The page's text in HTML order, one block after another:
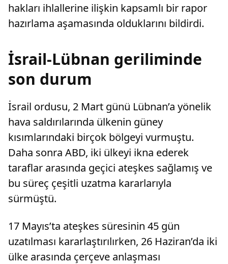
hakları ihlallerine ilişkin kapsamlı bir rapor
hazırlama aşamasında olduklarını bildirdi.
İsrail-Lübnan geriliminde
son durum
İsrail ordusu, 2 Mart günü Lübnan’a yönelik
hava saldırılarında ülkenin güney
kısımlarındaki birçok bölgeyi vurmuştu.
Daha sonra ABD, iki ülkeyi ikna ederek
taraflar arasında geçici ateşkes sağlamış ve
bu süreç çeşitli uzatma kararlarıyla
sürmüştü.
17 Mayıs’ta ateşkes süresinin 45 gün
uzatılması kararlaştırılırken, 26 Haziran’da iki
ülke arasında çerçeve anlaşması